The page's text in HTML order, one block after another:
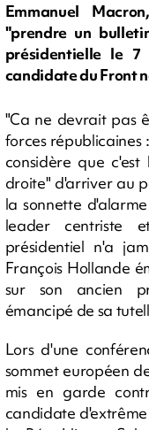
Emmanuel
"prendre un
présidentielle le
candidate du Front
"Ca ne devrait pas
forces républicaines
considère que
droite" d'arriver au
la sonnette
leader centriste
présidentiel n'a
François Hollande
sur son ancien
émancipé de sa
Lors d'une
sommet européen
mis en garde
candidate